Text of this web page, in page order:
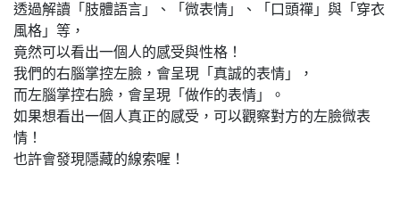
透過解讀「肢體語言」、「微表情」、「口頭禪」與「穿衣
風格」等，
竟然可以看出一個人的感受與性格！
我們的右腦掌控左臉，會呈現「真誠的表情」，
而左腦掌控右臉，會呈現「做作的表情」。
如果想看出一個人真正的感受，可以觀察對方的左臉微表
情！
也許會發現隱藏的線索喔！